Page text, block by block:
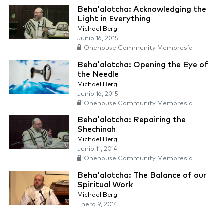
Beha'alotcha: Acknowledging the
Light in Everything
Michael Berg
Junio 16, 2015
Onehouse Community Membresía
Beha'alotcha: Opening the Eye of
the Needle
Michael Berg
Junio 16, 2015
Onehouse Community Membresía
Beha'alotcha: Repairing the
Shechinah
Michael Berg
Junio 11, 2014
Onehouse Community Membresía
Beha'alotcha: The Balance of our
Spiritual Work
Michael Berg
Enero 9, 2014